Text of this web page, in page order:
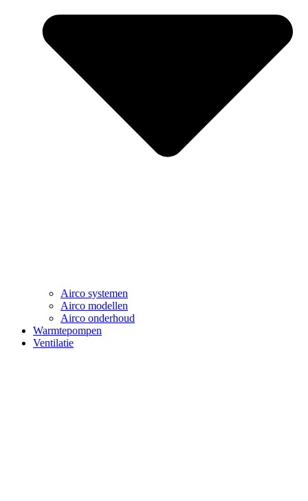
Airco systemen
Airco modellen
Airco onderhoud
Warmtepompen
Ventilatie